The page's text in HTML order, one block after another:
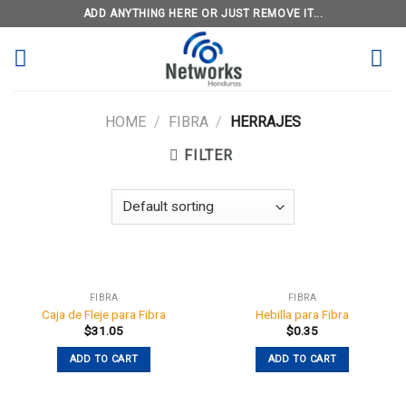
to
content
ADD ANYTHING HERE OR JUST REMOVE IT...
HOME / FIBRA / HERRAJES
FILTER
FIBRA
Caja de Fleje para Fibra
$31.05
ADD TO CART
FIBRA
Hebilla para Fibra
$0.35
ADD TO CART